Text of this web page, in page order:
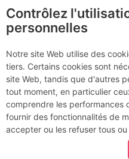
Dimanche 6 août 2017
Contrôlez
personnelles
Notre site Web utilise des
tiers. Certains cookies sont
site Web, tandis que d'autres
tout moment, en particulier
comprendre les performances
fournir des fonctionnalités de
accepter ou les refuser tous ou